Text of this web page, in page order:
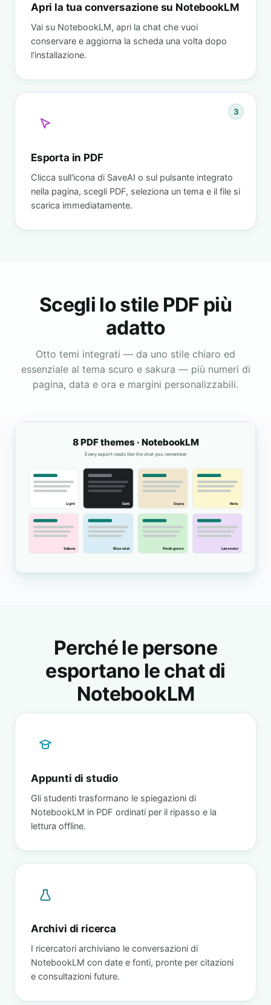
Apri la tua conversazione su NotebookLM
Vai su NotebookLM, apri la chat che vuoi
conservare e aggiorna la scheda una volta dopo
l'installazione.
3
Esporta in PDF
Clicca sull'icona di SaveAI o sul pulsante integrato
nella pagina, scegli PDF, seleziona un tema e il file si
scarica immediatamente.
Scegli lo stile PDF più
adatto
Otto temi integrati — da uno stile chiaro ed
essenziale al tema scuro e sakura — più numeri di
pagina, data e ora e margini personalizzabili.
Perché le persone
esportano le chat di
NotebookLM
Appunti di studio
Gli studenti trasformano le spiegazioni di
NotebookLM in PDF ordinati per il ripasso e la
lettura offline.
Archivi di ricerca
I ricercatori archiviano le conversazioni di
NotebookLM con date e fonti, pronte per citazioni
e consultazioni future.